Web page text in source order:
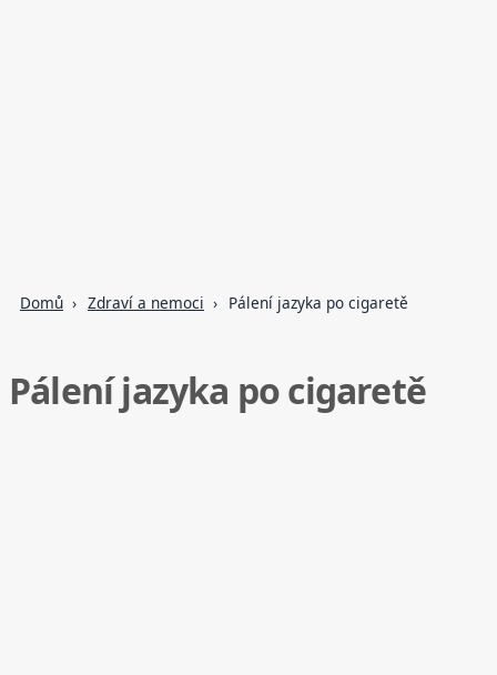
Domů Zdraví a nemoci Pálení jazyka po cigaretě
Pálení jazyka po cigaretě